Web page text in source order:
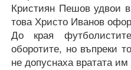
Кристиян Пешов удвои
това Христо Иванов
До края
оборотите, но въпреки
не допуснаха вратата